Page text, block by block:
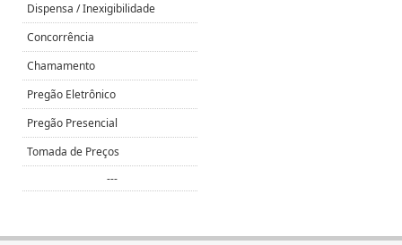
Dispensa / Inexigibilidade
Concorrência
Chamamento
Pregão Eletrônico
Pregão Presencial
Tomada de Preços
---